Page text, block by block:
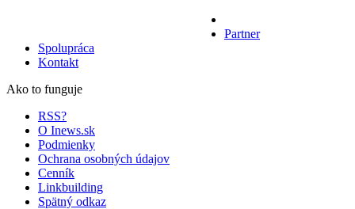
Partner
Spolupráca
Kontakt
Ako to funguje
RSS?
O Inews.sk
Podmienky
Ochrana osobných údajov
Cenník
Linkbuilding
Spätný odkaz